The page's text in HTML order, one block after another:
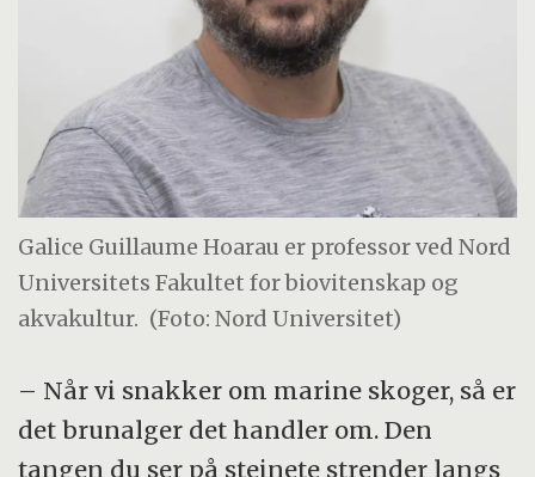
Galice Guillaume Hoarau er professor ved Nord
Universitets Fakultet for biovitenskap og
akvakultur. (Foto: Nord Universitet)
– Når vi snakker om marine skoger, så er
det brunalger det handler om. Den
tangen du ser på steinete strender langs